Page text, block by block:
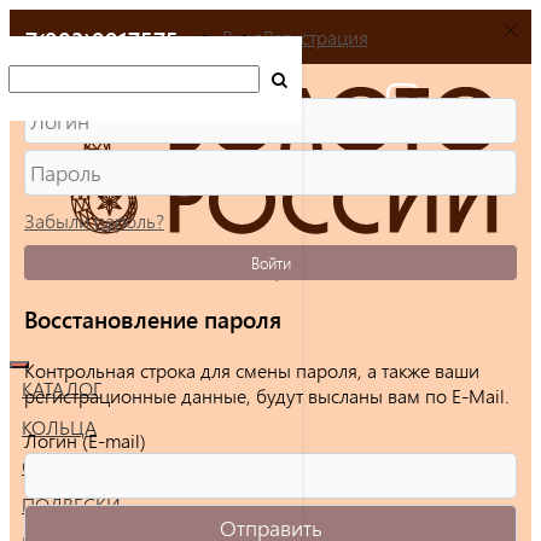
+7(903)9917575
КАТАЛОГ
КОЛЬЦА
СЕРЬГИ
ПОДВЕСКИ
ВходРегистрация
Забыли пароль?
Войти
Восстановление пароля
Контрольная строка для смены пароля, а также ваши
регистрационные данные, будут высланы вам по E-Mail.
Логин (E-mail)